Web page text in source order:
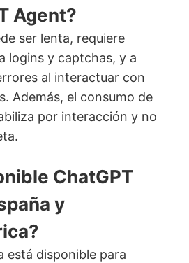
Agent?
ser lenta, requiere
logins y captchas, y a
al interactuar con
Además, el consumo de
por interacción y no
ChatGPT
y
está disponible para